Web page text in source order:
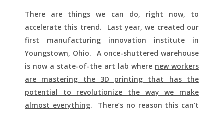
There are things we can do, right now, to
accelerate this trend. Last year, we created our
first manufacturing innovation institute in
Youngstown, Ohio. A once-shuttered warehouse
is now a state-of-the art lab where new workers
are mastering the 3D printing that has the
potential to revolutionize the way we make
almost everything. There’s no reason this can’t